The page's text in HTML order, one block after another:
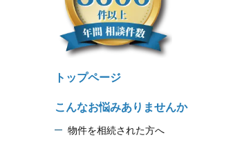
トップページ
こんなお悩みありませんか
物件を相続された方へ